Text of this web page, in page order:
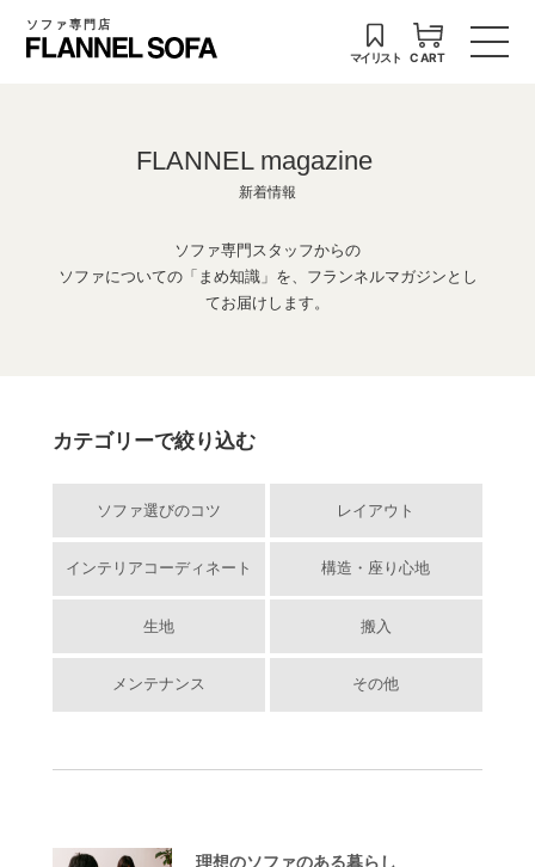
ソファ専門店
マイリスト CART
FLANNEL magazine
新着情報
ソファ専門スタッフからの
ソファについての「まめ知識」を、フランネルマガジンとし
てお届けします。
カテゴリーで絞り込む
ソファ選びのコツ レイアウト
インテリアコーディネート 構造・座り心地
生地 搬入
メンテナンス その他
理想のソファのある暮らし